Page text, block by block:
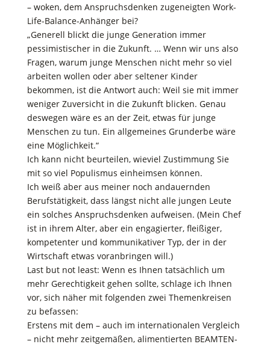
– woken, dem Anspruchsdenken zugeneigten Work-
Life-Balance-Anhänger bei?
„Generell blickt die junge Generation immer
pessimistischer in die Zukunft. … Wenn wir uns also
Fragen, warum junge Menschen nicht mehr so viel
arbeiten wollen oder aber seltener Kinder
bekommen, ist die Antwort auch: Weil sie mit immer
weniger Zuversicht in die Zukunft blicken. Genau
deswegen wäre es an der Zeit, etwas für junge
Menschen zu tun. Ein allgemeines Grunderbe wäre
eine Möglichkeit.“
Ich kann nicht beurteilen, wieviel Zustimmung Sie
mit so viel Populismus einheimsen können.
Ich weiß aber aus meiner noch andauernden
Berufstätigkeit, dass längst nicht alle jungen Leute
ein solches Anspruchsdenken aufweisen. (Mein Chef
ist in ihrem Alter, aber ein engagierter, fleißiger,
kompetenter und kommunikativer Typ, der in der
Wirtschaft etwas voranbringen will.)
Last but not least: Wenn es Ihnen tatsächlich um
mehr Gerechtigkeit gehen sollte, schlage ich Ihnen
vor, sich näher mit folgenden zwei Themenkreisen
zu befassen:
Erstens mit dem – auch im internationalen Vergleich
– nicht mehr zeitgemäßen, alimentierten BEAMTEN-